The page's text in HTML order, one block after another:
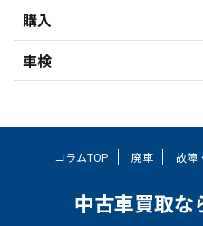
購入
車検
コラムTOP 廃車 故障
中古車買取な